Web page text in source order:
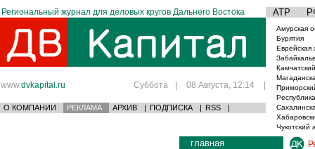
Региональный журнал для деловых кругов Дальнего Востока АТР
www.dvkapital.ru Суббота | 08 Августа, 12:14 |
О КОМПАНИИ РЕКЛАМА АРХИВ | ПОДПИСКА | RSS |
Амурская
Бурятия
Еврейская
Чукотский
главная